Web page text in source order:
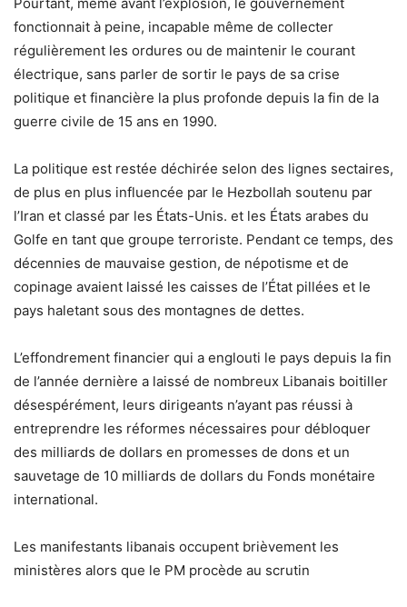
fonctionnait à peine, incapable même de collecter
régulièrement les ordures ou de maintenir le courant
électrique, sans parler de sortir le pays de sa crise
politique et financière la plus profonde depuis la fin de la
guerre civile de 15 ans en 1990.
La politique est restée déchirée selon des lignes sectaires,
de plus en plus influencée par le Hezbollah soutenu par
l’Iran et classé par les États-Unis. et les États arabes du
Golfe en tant que groupe terroriste. Pendant ce temps, des
décennies de mauvaise gestion, de népotisme et de
copinage avaient laissé les caisses de l’État pillées et le
pays haletant sous des montagnes de dettes.
L’effondrement financier qui a englouti le pays depuis la fin
de l’année dernière a laissé de nombreux Libanais boitiller
désespérément, leurs dirigeants n’ayant pas réussi à
entreprendre les réformes nécessaires pour débloquer
des milliards de dollars en promesses de dons et un
sauvetage de 10 milliards de dollars du Fonds monétaire
international.
Les manifestants libanais occupent brièvement les
ministères alors que le PM procède au scrutin